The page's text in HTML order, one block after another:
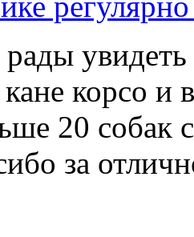
увидеть
корсо и
20 собак
за